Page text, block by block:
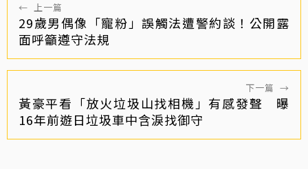
← 上一篇
29歲男偶像「寵粉」誤觸法遭警約談！公開露
面呼籲遵守法規
下一篇 →
黃豪平看「放火垃圾山找相機」有感發聲 曝
16年前遊日垃圾車中含淚找御守